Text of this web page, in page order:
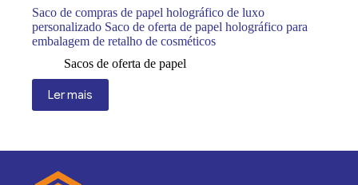
Saco de compras de papel holográfico de luxo
personalizado Saco de oferta de papel holográfico para
embalagem de retalho de cosméticos
Sacos de oferta de papel
Ler mais